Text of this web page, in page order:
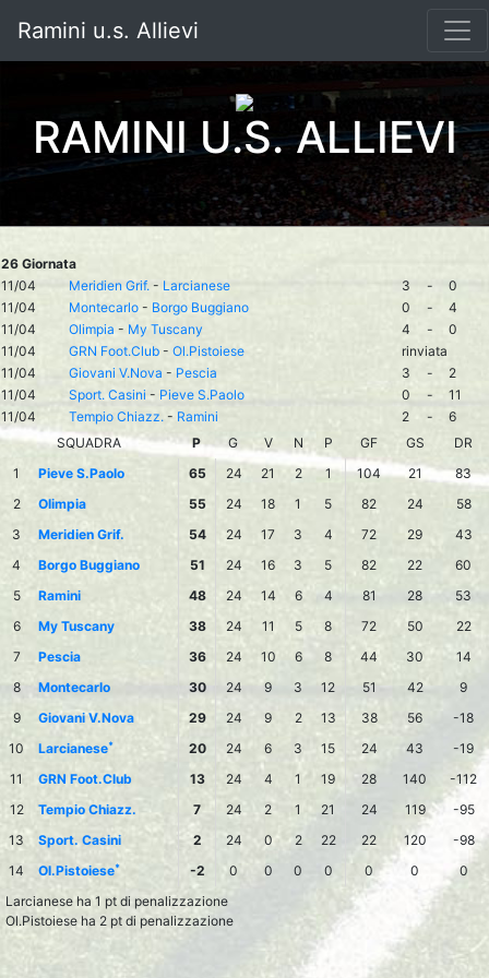
Ramini u.s. Allievi
RAMINI U.S. ALLIEVI
26 Giornata
11/04
Meridien Grif. - Larcianese 3 -
0
11/04
Montecarlo - Borgo Buggiano 0 -
4
11/04
Olimpia - My Tuscany 4 -
0
11/04
GRN Foot.Club - Ol.Pistoiese
rinviata
11/04
Giovani V.Nova - Pescia 3 -
2
11/04
Sport. Casini - Pieve S.Paolo 0 -
11
11/04
Tempio Chiazz. - Ramini 2 -
6
SQUADRA
P G V N P GF GS
DR
1
Pieve S.Paolo 65 24 21 2 1 104 21
83
2
Olimpia 55 24 18 1 5 82 24
58
3
Meridien Grif. 54 24 17 3 4 72 29
43
4
Borgo Buggiano 51 24 16 3 5 82 22
60
5
Ramini 48 24 14 6 4 81 28
53
6
My Tuscany 38 24 11 5 8 72 50
22
7
Pescia 36 24 10 6 8 44 30
14
8
Montecarlo 30 24 9 3 12 51 42
9
9
Giovani V.Nova 29 24 9 2 13 38 56
-18
10
Larcianese* 20 24 6 3 15 24 43
-19
11
GRN Foot.Club 13 24 4 1 19 28 140
-112
12
Tempio Chiazz. 7 24 2 1 21 24 119
-95
13
Sport. Casini 2 24 0 2 22 22 120
-98
14
Ol.Pistoiese* -2 0 0 0 0 0 0
0
Larcianese ha 1 pt di penalizzazione
Ol.Pistoiese ha 2 pt di penalizzazione